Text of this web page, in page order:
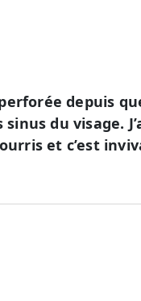
depuis
du visage.
et c’est